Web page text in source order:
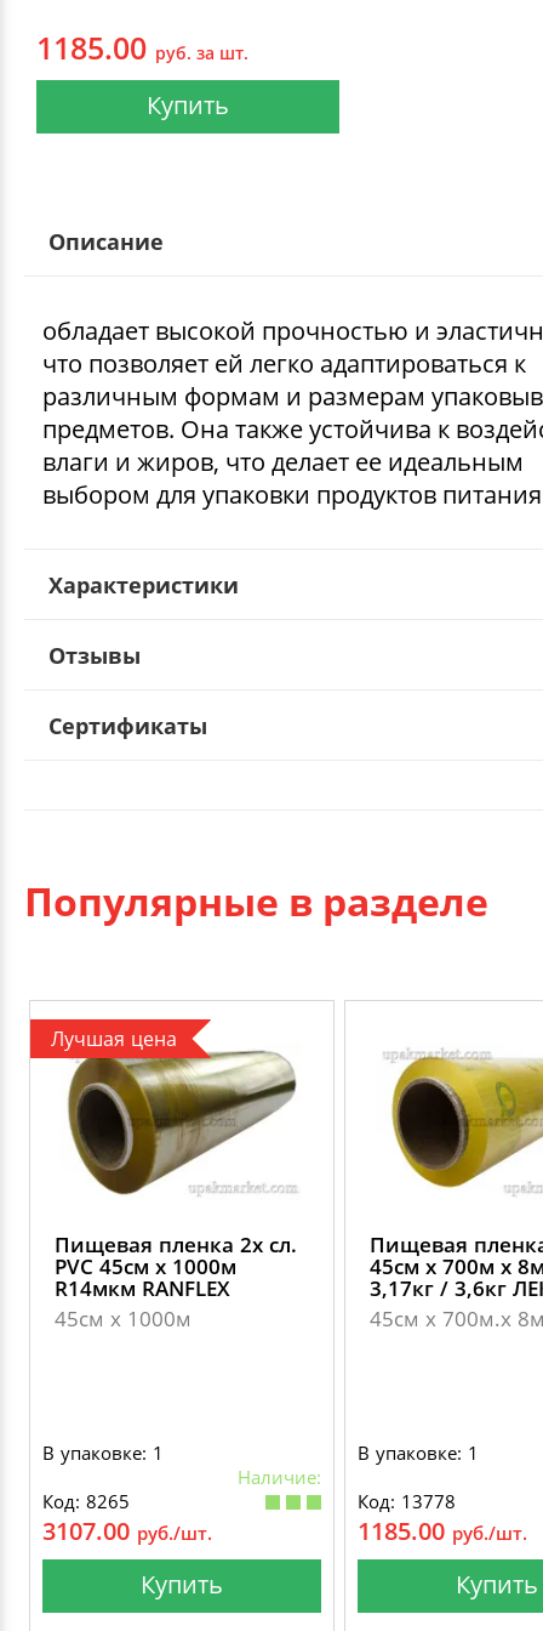
1185.00 руб. за шт.
Купить
Описание
обладает высокой прочностью и
что позволяет ей легко адаптироваться к
различным формам и размерам
предметов. Она также устойчива к
влаги и жиров, что делает ее идеальным
выбором для упаковки продуктов
Характеристики
Отзывы
Сертификаты
Популярные в разделе
Лучшая цена
Пищевая пленка 2х сл.
PVC 45см х 1000м
R14мкм RANFLEХ
45см х 1000м
В упаковке: 1
Наличие:
Код: 8265
3107.00 руб./шт.
Купить
Пищевая
45см х 700м х
3,17кг / 3,6кг
45см х 700м.х
В упаковке: 1
Код: 13778
1185.00 руб./шт.
Купить